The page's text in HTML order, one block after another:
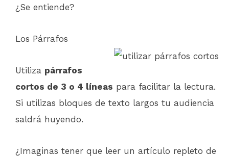
¿Se entiende?
Los Párrafos
Utiliza párrafos
cortos de 3 o 4 líneas para facilitar la lectura.
Si utilizas bloques de texto largos tu audiencia
saldrá huyendo.
¿Imaginas tener que leer un artículo repleto de